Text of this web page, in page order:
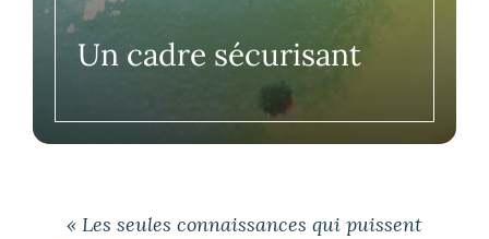
Un cadre sécurisant
« Les seules connaissances qui puissent